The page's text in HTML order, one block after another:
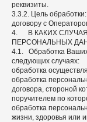
реквизиты.
3.3.2. Цель
договору с
4. В КАКИХ
ПЕРСОНАЛЬНЫХ
4.1. Обработка
следующих случаях:
обработка
обработка
договора, стороной
поручителем по
обработка
жизни, здоровья или